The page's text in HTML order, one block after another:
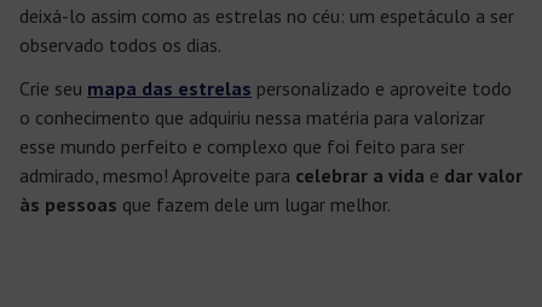
deixá-lo assim como as estrelas no céu: um espetáculo a ser
observado todos os dias.
Crie seu mapa das estrelas personalizado e aproveite todo
o conhecimento que adquiriu nessa matéria para valorizar
esse mundo perfeito e complexo que foi feito para ser
admirado, mesmo! Aproveite para celebrar a vida e dar valor
às pessoas que fazem dele um lugar melhor.